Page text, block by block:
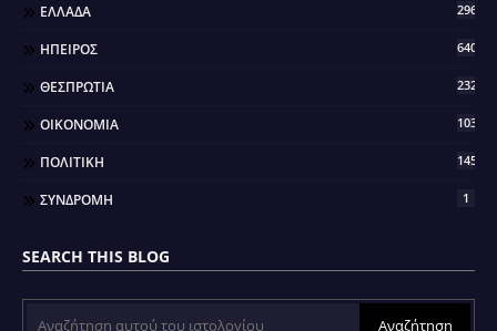
ΕΛΛΑΔΑ 296
ΗΠΕΙΡΟΣ 640
ΘΕΣΠΡΩΤΙΑ 2321
ΟΙΚΟΝΟΜΙΑ 103
ΠΟΛΙΤΙΚΗ 145
ΣΥΝΔΡΟΜΗ 1
SEARCH THIS BLOG